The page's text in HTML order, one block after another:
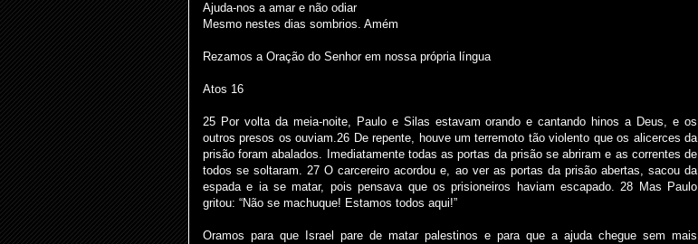
Ajuda-nos a amar e não odiar
Mesmo nestes dias sombrios. Amém
Rezamos a Oração do Senhor em nossa própria língua
Atos 16
25 Por volta da meia-noite, Paulo e Silas estavam orando e cantando hinos a Deus, e os
outros presos os ouviam.26 De repente, houve um terremoto tão violento que os alicerces da
prisão foram abalados. Imediatamente todas as portas da prisão se abriram e as correntes de
todos se soltaram. 27 O carcereiro acordou e, ao ver as portas da prisão abertas, sacou da
espada e ia se matar, pois pensava que os prisioneiros haviam escapado. 28 Mas Paulo
gritou: “Não se machuque! Estamos todos aqui!”
Oramos para que Israel pare de matar palestinos e para que a ajuda chegue sem mais